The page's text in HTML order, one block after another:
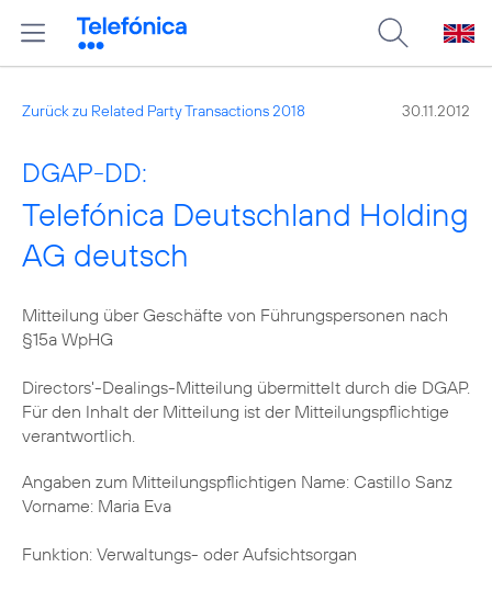
Zurück zu Related Party Transactions 2018 30.11.2012
DGAP-DD:
Telefónica Deutschland Holding
AG deutsch
Mitteilung über Geschäfte von Führungspersonen nach
§15a WpHG
Directors'-Dealings-Mitteilung übermittelt durch die DGAP.
Für den Inhalt der Mitteilung ist der Mitteilungspflichtige
verantwortlich.
Angaben zum Mitteilungspflichtigen Name: Castillo Sanz
Vorname: Maria Eva
Funktion: Verwaltungs- oder Aufsichtsorgan